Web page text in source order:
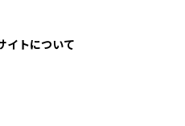
イトについて